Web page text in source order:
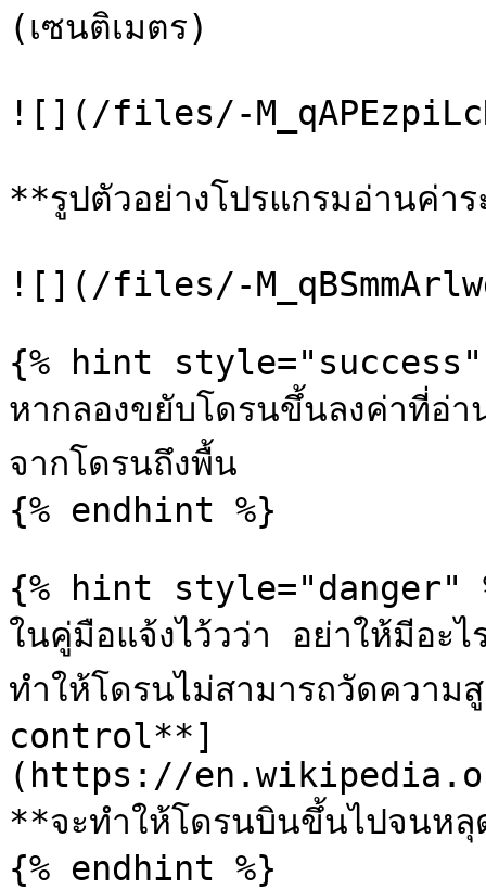
(เซนติเมตร)
![](/files/-
**รูปตัวอย่างโปรแกรมอ่านค่า
![](/files/-
{% hint style="success"
หากลองขยับโดรนขึ้นลงค่าที่อ่า
จากโดรนถึงพื้น
{% endhint %}
{% hint style="danger"
ในคู่มือแจ้งไว้วว่า อย่าให้มีอะ
ทำให้โดรนไม่สามารถวัดคว
control**]
(https://
**จะทำให้โดรนบินขึ้นไปจนห
{% endhint %}